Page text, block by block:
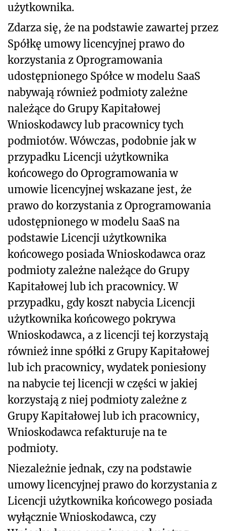
użytkownika.
Zdarza się, że na podstawie zawartej przez
Spółkę umowy licencyjnej prawo do
korzystania z Oprogramowania
udostępnionego Spółce w modelu SaaS
nabywają również podmioty zależne
należące do Grupy Kapitałowej
Wnioskodawcy lub pracownicy tych
podmiotów. Wówczas, podobnie jak w
przypadku Licencji użytkownika
końcowego do Oprogramowania w
umowie licencyjnej wskazane jest, że
prawo do korzystania z Oprogramowania
udostępnionego w modelu SaaS na
podstawie Licencji użytkownika
końcowego posiada Wnioskodawca oraz
podmioty zależne należące do Grupy
Kapitałowej lub ich pracownicy. W
przypadku, gdy koszt nabycia Licencji
użytkownika końcowego pokrywa
Wnioskodawca, a z licencji tej korzystają
również inne spółki z Grupy Kapitałowej
lub ich pracownicy, wydatek poniesiony
na nabycie tej licencji w części w jakiej
korzystają z niej podmioty zależne z
Grupy Kapitałowej lub ich pracownicy,
Wnioskodawca refakturuje na te
podmioty.
Niezależnie jednak, czy na podstawie
umowy licencyjnej prawo do korzystania z
Licencji użytkownika końcowego posiada
wyłącznie Wnioskodawca, czy